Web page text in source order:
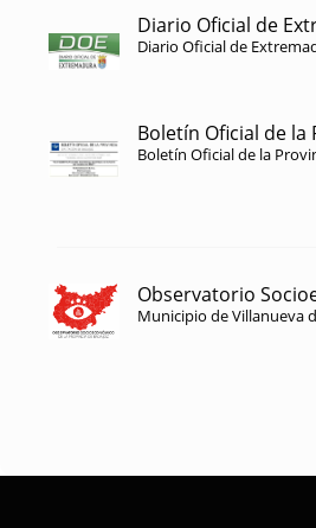
Diario Oficial de
Diario Oficial de
Boletín Oficial de la
Boletín Oficial de la
Observatorio
Municipio de Villanueva